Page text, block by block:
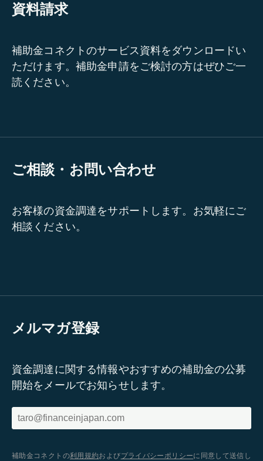
資料請求
補助金コネクトのサービス資料をダウンロードい
ただけます。補助金申請をご検討の方はぜひご一
読ください。
ご相談・お問い合わせ
お客様の資金調達をサポートします。お気軽にご
相談ください。
メルマガ登録
資金調達に関する情報やおすすめの補助金の公募
開始をメールでお知らせします。
補助金コネクトの利用規約およびプライバシーポリシーに同意して送信し